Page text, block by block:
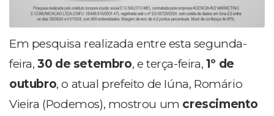
Em pesquisa realizada entre esta segunda-
feira,30 de setembro, e terça-feira, 1º de
outubro, o atual prefeito de Iúna, Romário
Vieira (Podemos), mostrou um crescimento